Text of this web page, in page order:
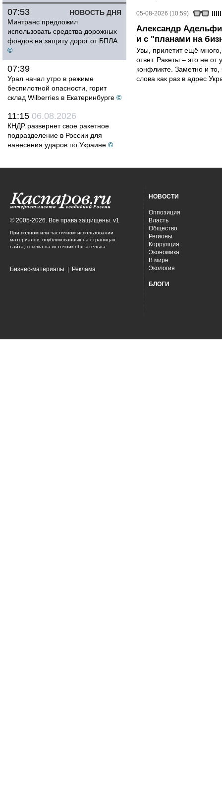
НОВОСТЬ ДНЯ
07:53
Минтранс предложил
использовать средства дорожных
фондов на защиту дорог от БПЛА
©
07:39
Урал начал утро в режиме
беспилотной опасности, горит
склад Wilberries в Екатеринбурге ©
11:15 06.08.2026
КНДР развернет свое ракетное
подразделение в России для
нанесения ударов по Украине ©
05-08-2026 (10:59)
Александр
и с "планами на
Увы, прилетит ещё
ответ. Ракеты – это не от
конфликте. Заметно и
слова как раз в адрес
© 2005-2026. Все права защищены. v1
При полном или частичном использовании
материалов, опубликованных на страницах
сайта, ссылка на источник обязательна.
Бизнес-материалы Реклама
НОВОСТИ
Оппозиция
Власть
Общество
Регионы
Коррупция
Экономика
В мире
Экология
БЛОГИ